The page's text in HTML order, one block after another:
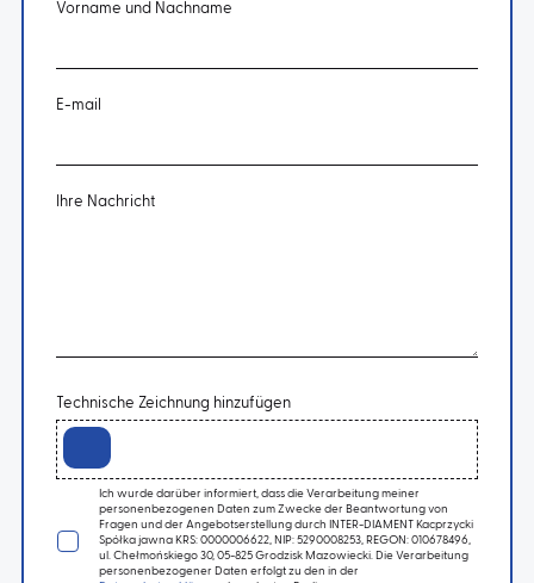
Vorname und Nachname
E-mail
Ihre Nachricht
Technische Zeichnung hinzufügen
Ich wurde darüber informiert, dass die Verarbeitung meiner
personenbezogenen Daten zum Zwecke der Beantwortung von
Fragen und der Angebotserstellung durch INTER-DIAMENT Kacprzycki
Spółka jawna KRS: 0000006622, NIP: 5290008253, REGON: 010678496,
ul. Chełmońskiego 30, 05-825 Grodzisk Mazowiecki. Die Verarbeitung
personenbezogener Daten erfolgt zu den in der